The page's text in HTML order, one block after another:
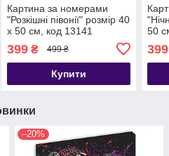
Картина за номерами
"Розкішні півонії" розмір 40
х 50 см, код 13141
399₴ 499 ₴
Купити
50
399
–20%